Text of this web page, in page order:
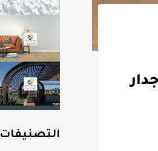
ديكور جدار
التصنيفات